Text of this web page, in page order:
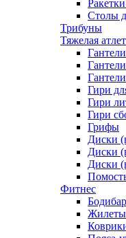
Столы
Трибуны
Тяжелая
Гири
Гири
Гири
Грифы
Диски
Диски
Диски
Фитнес
Бодибар
Жилеты